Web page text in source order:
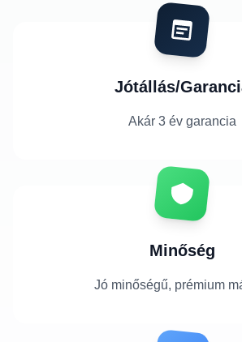
Jótállás/
Akár 3 év garancia
Minőség
Jó minőségű, prémium